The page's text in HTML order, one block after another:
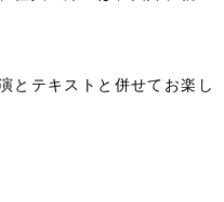
とテキストと併せてお楽し